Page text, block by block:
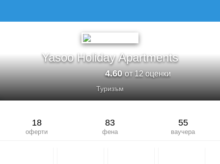
Yasoo Holiday Apartments
4.60от 12 оценки
Туризъм
18
оферти
83
фена
55
ваучера